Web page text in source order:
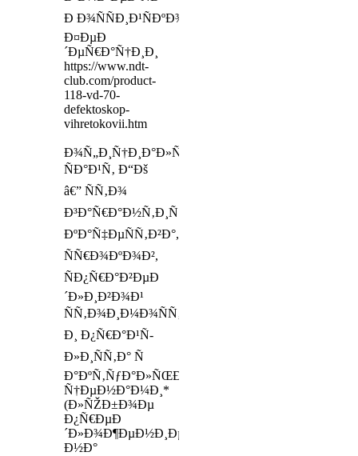
Ð Ð¾ÑÑÐ¸Ð¹ÑÐºÐ¾Ð¹
Ð¤ÐµÐ
´ÐµÑ€Ð°Ñ†Ð¸Ð¸
https://www.ndt-
club.com/product-
118-vd-70-
defektoskop-
vihretokovii.htm
Ð¾Ñ„Ð¸Ñ†Ð¸Ð°Ð»ÑŒÐ½Ñ‹Ð¹
ÑÐ°Ð¹Ñ‚ Ð“Ðš
â€” ÑÑ‚Ð¾
Ð³Ð°Ñ€Ð°Ð½Ñ‚Ð¸Ñ
ÐºÐ°Ñ‡ÐµÑÑ‚Ð²Ð°,
ÑÑ€Ð¾ÐºÐ¾Ð²,
ÑÐ¿Ñ€Ð°Ð²ÐµÐ
´Ð»Ð¸Ð²Ð¾Ð¹
ÑÑ‚Ð¾Ð¸Ð¼Ð¾ÑÑ‚Ð¸
Ð¸ Ð¿Ñ€Ð°Ð¹Ñ-
Ð»Ð¸ÑÑ‚Ð° Ñ
Ð°ÐºÑ‚ÑƒÐ°Ð»ÑŒÐ½Ñ‹Ð¼Ð¸
Ñ†ÐµÐ½Ð°Ð¼Ð¸*
(Ð»ÑŽÐ±Ð¾Ðµ
Ð¿Ñ€ÐµÐ
´Ð»Ð¾Ð¶ÐµÐ½Ð¸Ðµ
Ð½Ð°